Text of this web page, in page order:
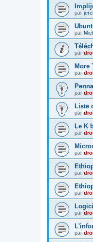
par
par
par
More
par
par
Liste
par
Le K
par
par
par
par
par
par